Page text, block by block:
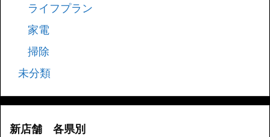
ライフプラン
家電
掃除
未分類
新店舗 各県別